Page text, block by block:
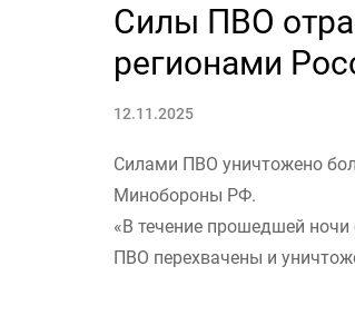
Силы ПВО
регионами
12.11.2025
Силами ПВО уничтожено
Минобороны РФ.
«В течение прошедшей
ПВО перехвачены и